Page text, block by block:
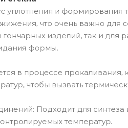
уплотнения и
что очень важно для
изделий, так и для
формы.
в процессе
чтобы вызвать
Подходит для
температур.